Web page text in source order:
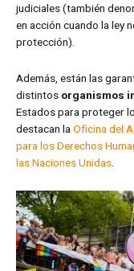
judiciales (también
en acción cuando la ley
protección).
Además, están las
distintos organismos
Estados para proteger
destacan la Oficina del
para los Derechos
las Naciones Unidas